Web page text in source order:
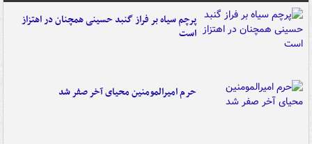
پرچم سیاه بر فراز گنبد حسینی همچنان در اهتزاز
است
حرم امیرالمومنین محیای آخر صفر شد